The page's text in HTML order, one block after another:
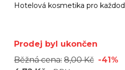
Hotelová kosmetika pro
Prodej byl ukončen
Běžná cena: 8,00 Kč -41%